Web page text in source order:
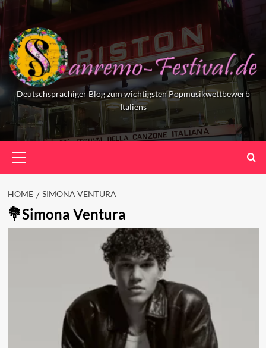
Skip
to
content
Deutschsprachiger Blog zum wichtigsten Popmusikwettbewerb
Italiens
Menu
HOME SIMONA VENTURA
Simona Ventura